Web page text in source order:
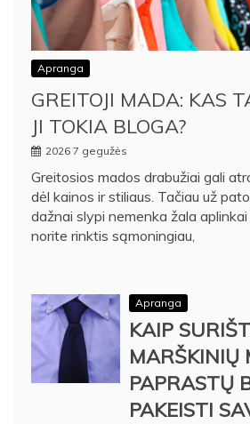
Apranga
GREITOJI MADA: KAS
JI TOKIA BLOGA?
2026 7 gegužės
Greitosios mados drabužiai gali
dėl kainos ir stiliaus. Tačiau už
dažnai slypi nemenka žala aplinkai
norite rinktis sąmoningiau,
Apranga
KAIP
MARŠKINIŲ
PAPRASTŲ
PAKEISTI